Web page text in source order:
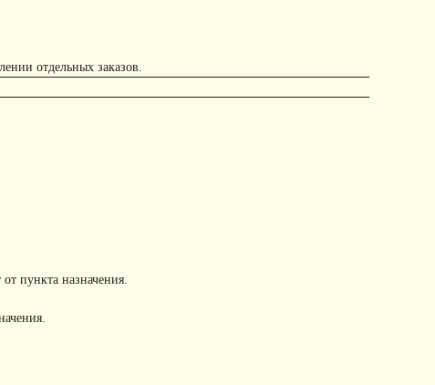
отдельных заказов.
пункта назначения.